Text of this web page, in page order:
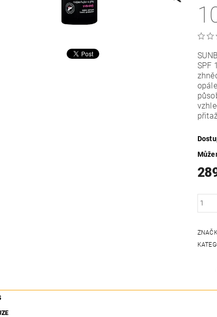
SPF